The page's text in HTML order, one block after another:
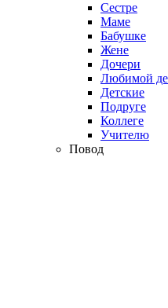
Сестре
Маме
Бабушке
Жене
Дочери
Любимой
Детские
Подруге
Коллеге
Учителю
Повод